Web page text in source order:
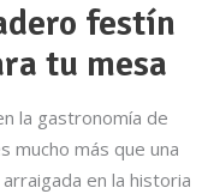
festín
tu mesa
la gastronomía de
mucho más que una
en la historia